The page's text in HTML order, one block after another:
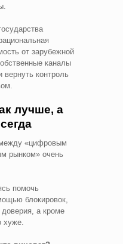
от зарубежной
каналы
вернуть контроль
лучше, а
«цифровым
рынком» очень
помочь
блокировок,
а кроме
хуже.